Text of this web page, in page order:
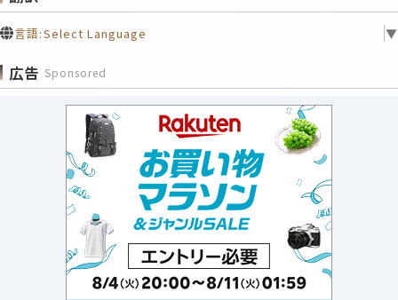
言語:Select Language ▼
広告 Sponsored